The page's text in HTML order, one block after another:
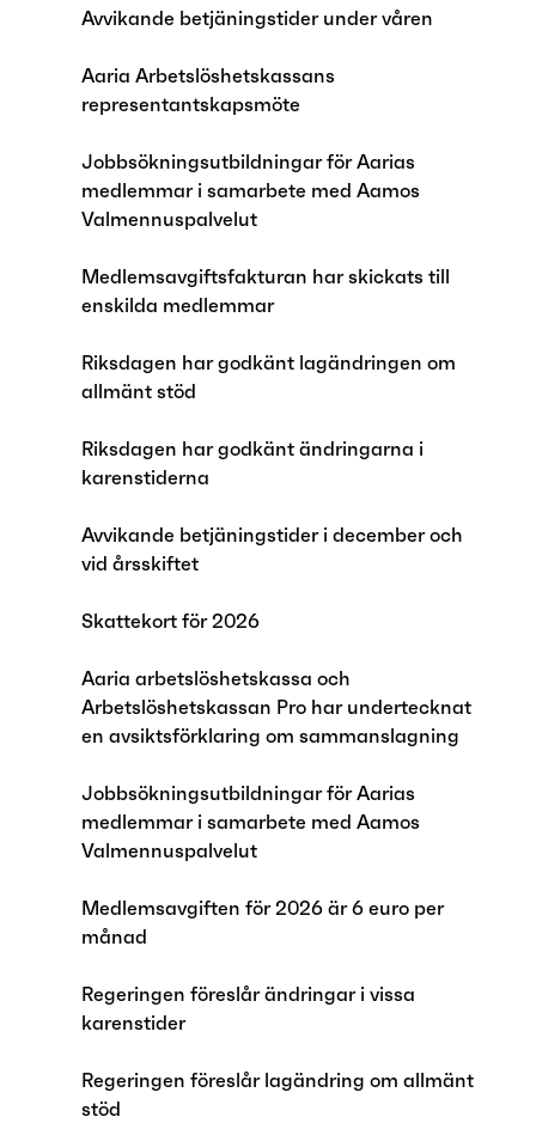
Avvikande betjäningstider under våren
Aaria Arbetslöshetskassans
representantskapsmöte
Jobbsökningsutbildningar för Aarias
medlemmar i samarbete med Aamos
Valmennuspalvelut
Medlemsavgiftsfakturan har skickats till
enskilda medlemmar
Riksdagen har godkänt lagändringen om
allmänt stöd
Riksdagen har godkänt ändringarna i
karenstiderna
Avvikande betjäningstider i december och
vid årsskiftet
Skattekort för 2026
Aaria arbetslöshetskassa och
Arbetslöshetskassan Pro har undertecknat
en avsiktsförklaring om sammanslagning
Jobbsökningsutbildningar för Aarias
medlemmar i samarbete med Aamos
Valmennuspalvelut
Medlemsavgiften för 2026 är 6 euro per
månad
Regeringen föreslår ändringar i vissa
karenstider
Regeringen föreslår lagändring om allmänt
stöd